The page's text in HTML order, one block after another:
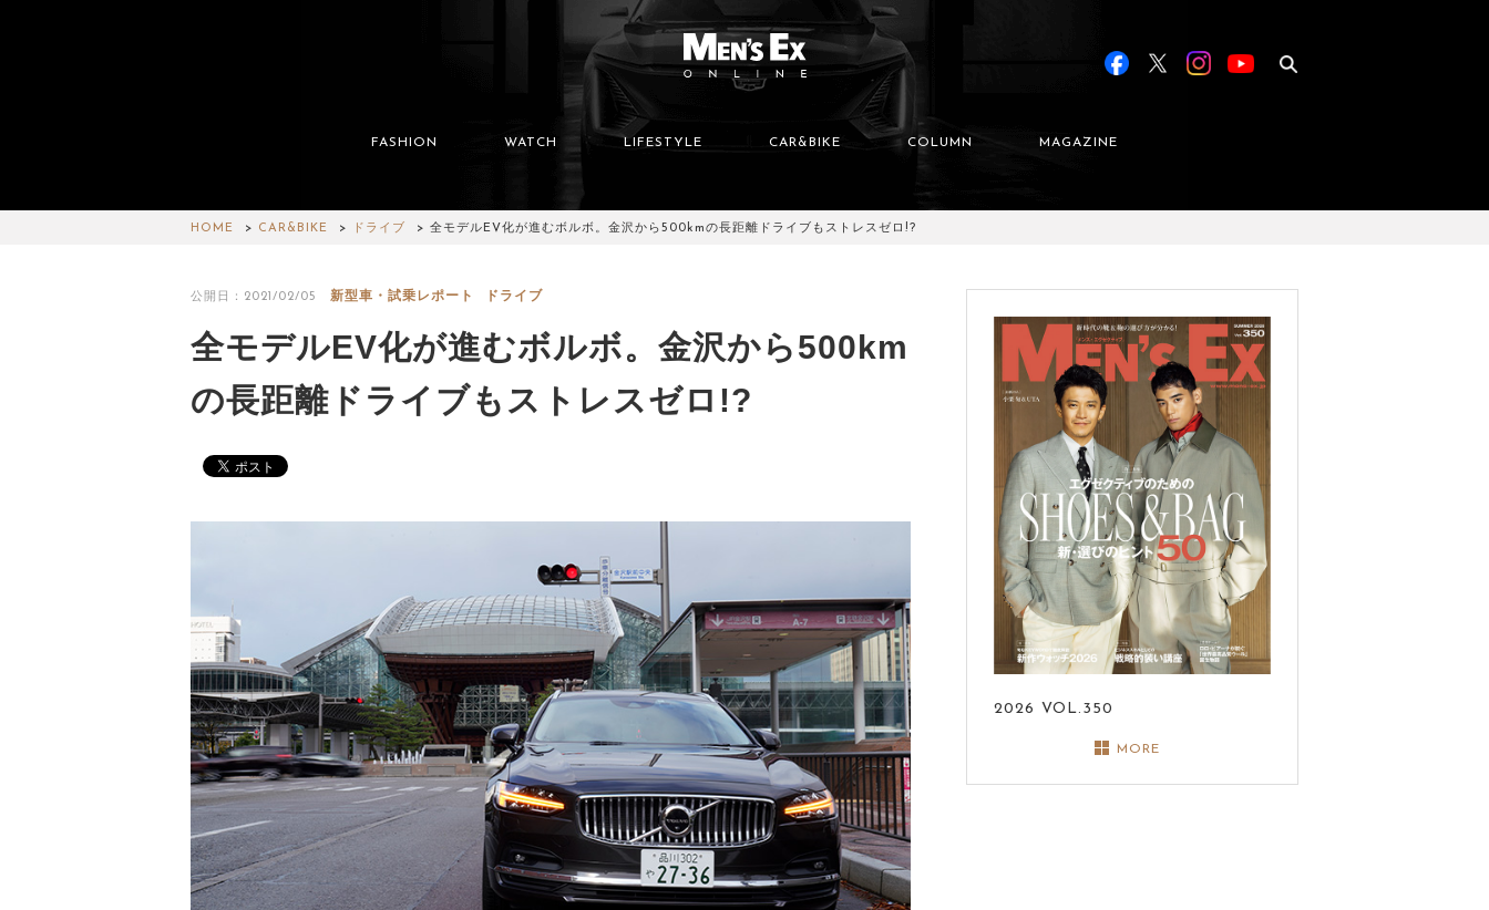
FASHION WATCH LIFESTYLE CAR&BIKE COLUMN MAGAZINE
HOME CAR&BIKE ドライブ 全モデルEV化が進むボルボ。金沢から500kmの長距離ドライブもストレスゼロ!?
公開日：2021/02/05 新型車・試乗レポート ドライブ
全モデルEV化が進むボルボ。金沢から500km
の長距離ドライブもストレスゼロ!?
2026 VOL.350
MORE